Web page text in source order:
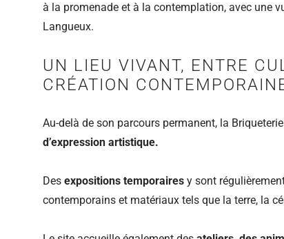
à la promenade et à la contemplation, avec une
Langueux.
UN LIEU VIVANT, ENTRE
CRÉATION
Au‑delà de son parcours permanent, la
d’expression artistique.
Des expositions temporaires y sont
contemporains et matériaux tels que la terre, la